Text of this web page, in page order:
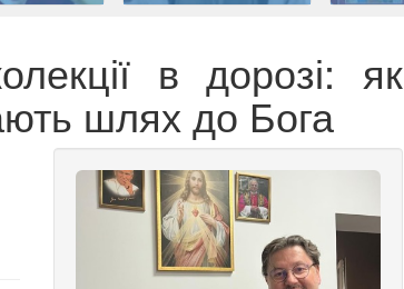
в дорозі: як
шлях до Бога